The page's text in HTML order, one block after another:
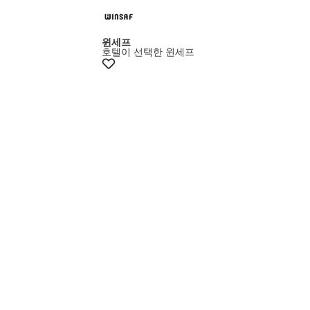
+12% 쿠폰
윈세프
호텔이 선택한 윈세프